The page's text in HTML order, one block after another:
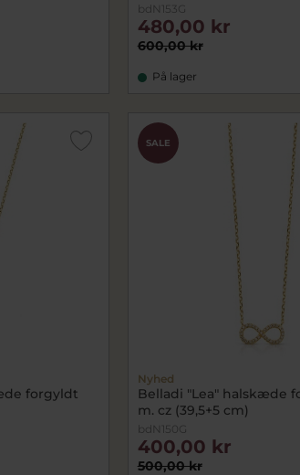
bdN153G
600,00 kr
480,00 kr
På lager
forgyldt
SALE
Nyhed
Belladi "Lea" halskæde
m. cz (39,5+5 cm)
bdN150G
500,00 kr
400,00 kr